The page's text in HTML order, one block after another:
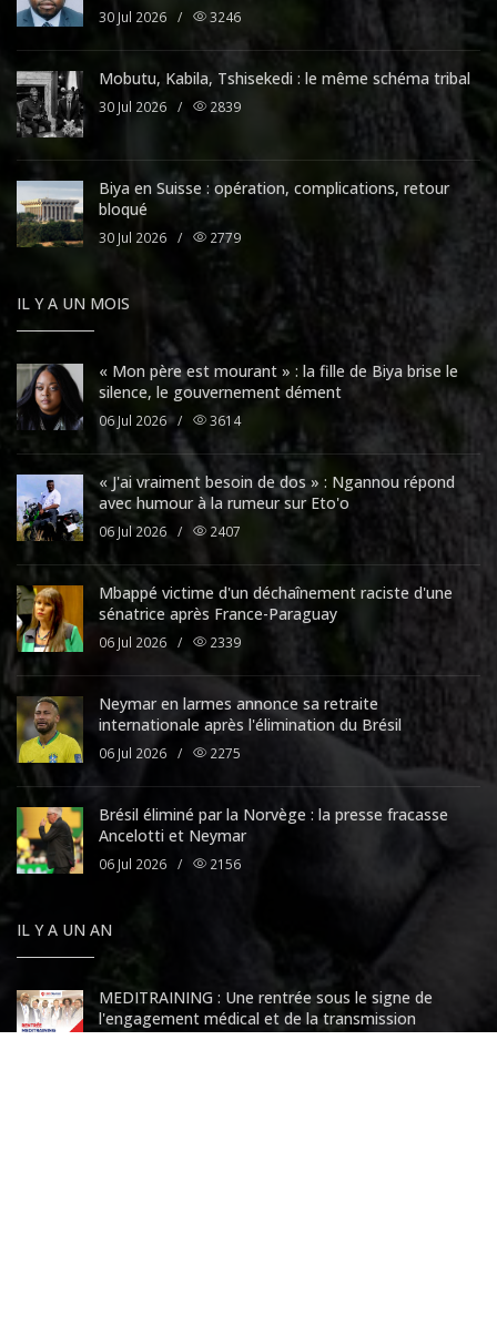
30 Jul 2026 / 3246
Mobutu, Kabila, Tshisekedi : le même schéma tribal
30 Jul 2026 / 2839
Biya en Suisse : opération, complications, retour
bloqué
30 Jul 2026 / 2779
IL Y A UN MOIS
« Mon père est mourant » : la fille de Biya brise le
silence, le gouvernement dément
06 Jul 2026 / 3614
« J'ai vraiment besoin de dos » : Ngannou répond
avec humour à la rumeur sur Eto'o
06 Jul 2026 / 2407
Mbappé victime d'un déchaînement raciste d'une
sénatrice après France-Paraguay
06 Jul 2026 / 2339
Neymar en larmes annonce sa retraite
internationale après l'élimination du Brésil
06 Jul 2026 / 2275
Brésil éliminé par la Norvège : la presse fracasse
Ancelotti et Neymar
06 Jul 2026 / 2156
IL Y A UN AN
MEDITRAINING : Une rentrée sous le signe de
l'engagement médical et de la transmission